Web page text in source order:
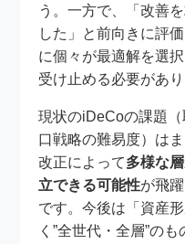
う。一方で、「改善
した」と前向きに評
に個々が最適解を選
受け止める必要があり
現状のiDeCoの課題
口戦略の難易度）は
改正によって多様な
立できる可能性が飛
です。今後は「資産
く”全世代・全層”の